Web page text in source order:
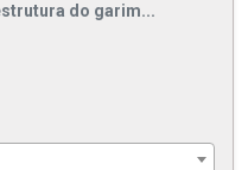
do garim...